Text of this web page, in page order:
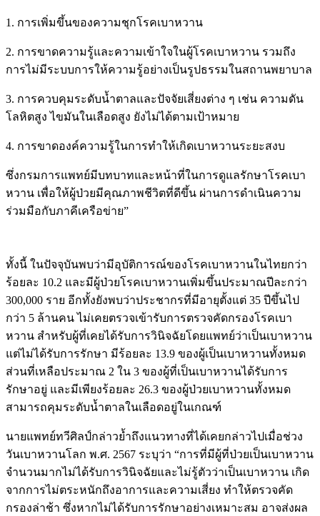
1. การเพิ่มขึ้นของความชุกโรคเบาหวาน
2. การขาดความรู้และความเข้าใจในผู้โรคเบาหวาน รวมถึง
การไม่มีระบบการให้ความรู้อย่างเป็นรูปธรรมในสถานพยาบาล
3. การควบคุมระดับน้ำตาลและปัจจัยเสี่ยงต่าง ๆ เช่น ความดัน
โลหิตสูง ไขมันในเลือดสูง ยังไม่ได้ตามเป้าหมาย
4. การขาดองค์ความรู้ในการทำให้เกิดเบาหวานระยะสงบ
ซึ่งกรมการแพทย์มีบทบาทและหน้าที่ในการดูแลรักษาโรคเบา
หวาน เพื่อให้ผู้ป่วยมีคุณภาพชีวิตที่ดีขึ้น ผ่านการดำเนินความ
ร่วมมือกับภาคีเครือข่าย”
ทั้งนี้ ในปัจจุบันพบว่ามีอุบัติการณ์ของโรคเบาหวานในไทยกว่า
ร้อยละ 10.2 และมีผู้ป่วยโรคเบาหวานเพิ่มขึ้นประมาณปีละกว่า
300,000 ราย อีกทั้งยังพบว่าประชากรที่มีอายุตั้งแต่ 35 ปีขึ้นไป
กว่า 5 ล้านคน ไม่เคยตรวจเข้ารับการตรวจคัดกรองโรคเบา
หวาน สำหรับผู้ที่เคยได้รับการวินิจฉัยโดยแพทย์ว่าเป็นเบาหวาน
แต่ไม่ได้รับการรักษา มีร้อยละ 13.9 ของผู้เป็นเบาหวานทั้งหมด
ส่วนที่เหลือประมาณ 2 ใน 3 ของผู้ที่เป็นเบาหวานได้รับการ
รักษาอยู่ และมีเพียงร้อยละ 26.3 ของผู้ป่วยเบาหวานทั้งหมด
สามารถคุมระดับน้ำตาลในเลือดอยู่ในเกณฑ์
นายแพทย์ทวีศิลป์กล่าวย้ำถึงแนวทางที่ได้เคยกล่าวไปเมื่อช่วง
วันเบาหวานโลก พ.ศ. 2567 ระบุว่า “การที่มีผู้ที่ป่วยเป็นเบาหวาน
จำนวนมากไม่ได้รับการวินิจฉัยและไม่รู้ตัวว่าเป็นเบาหวาน เกิด
จากการไม่ตระหนักถึงอาการและความเสี่ยง ทำให้ตรวจคัด
กรองล่าช้า ซึ่งหากไม่ได้รับการรักษาอย่างเหมาะสม อาจส่งผล